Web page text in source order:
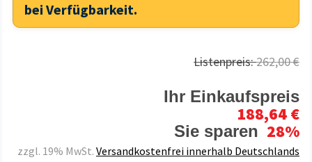
bei Verfügbarkeit.
Listenpreis:262,00 €
Ihr Einkaufspreis
188,64 €
Sie sparen 28%
zzgl. 19% MwSt. Versandkostenfrei innerhalb Deutschlands